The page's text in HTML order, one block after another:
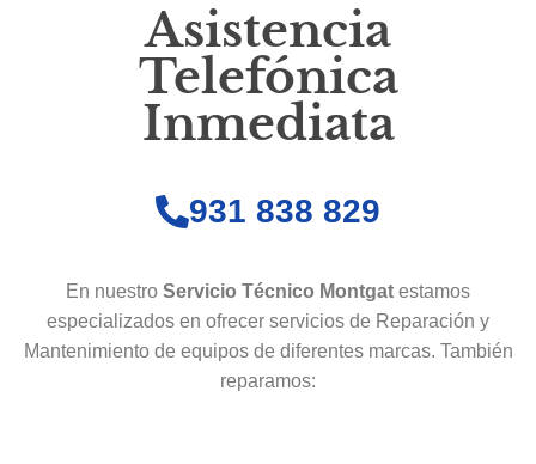
Asistencia
Telefónica
Inmediata
931 838 829
En nuestro Servicio Técnico Montgat estamos
especializados en ofrecer servicios de Reparación y
Mantenimiento de equipos de diferentes marcas. También
reparamos: